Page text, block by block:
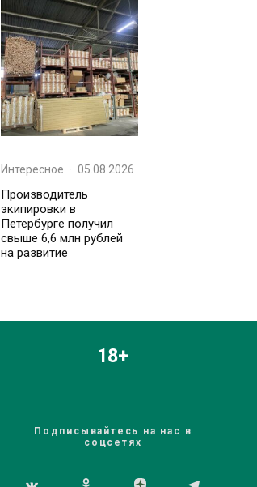
Интересное · 05.08.2026
Производитель
экипировки в
Петербурге получил
свыше 6,6 млн рублей
на развитие
18+
Подписывайтесь на нас в
соцсетях